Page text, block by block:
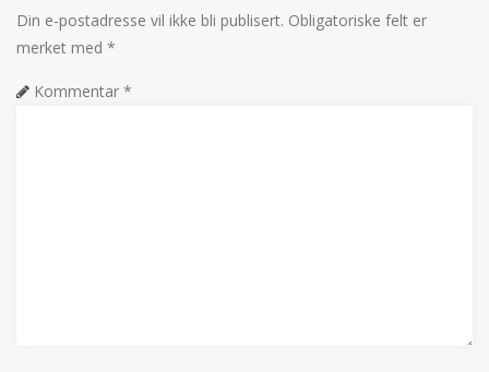
Din e-postadresse vil ikke bli publisert. Obligatoriske felt er
merket med *
Kommentar *